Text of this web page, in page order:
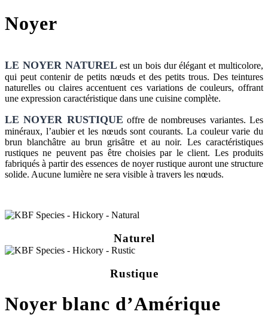
Noyer
LE NOYER NATURELest un bois dur élégant et multicolore,
qui peut contenir de petits nœuds et des petits trous. Des teintures
naturelles ou claires accentuent ces variations de couleurs, offrant
une expression caractéristique dans une cuisine complète.
LE NOYER RUSTIQUE offre de nombreuses variantes. Les
minéraux, l’aubier et les nœuds sont courants. La couleur varie du
brun blanchâtre au brun grisâtre et au noir. Les caractéristiques
rustiques ne peuvent pas être choisies par le client. Les produits
fabriqués à partir des essences de noyer rustique auront une structure
solide. Aucune lumière ne sera visible à travers les nœuds.
Naturel
Rustique
Noyer blanc d’Amérique